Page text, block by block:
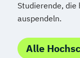
Studierende, die
auspendeln.
Alle